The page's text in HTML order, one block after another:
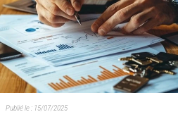
Publié le : 15/07/2025